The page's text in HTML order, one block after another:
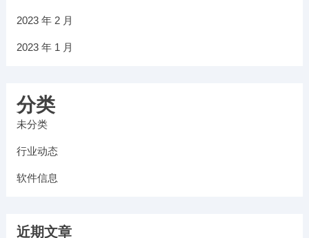
2023 年 2 月
2023 年 1 月
分类
未分类
行业动态
软件信息
近期文章